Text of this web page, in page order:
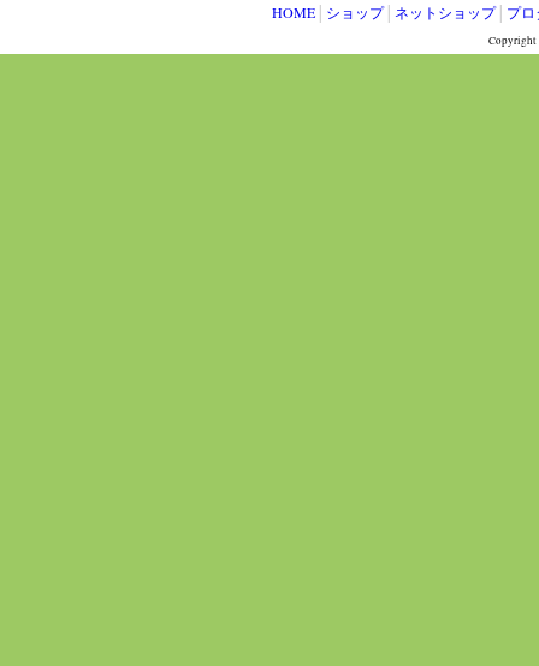
HOME ショップ│ ネットショップ│ プ
Copyright